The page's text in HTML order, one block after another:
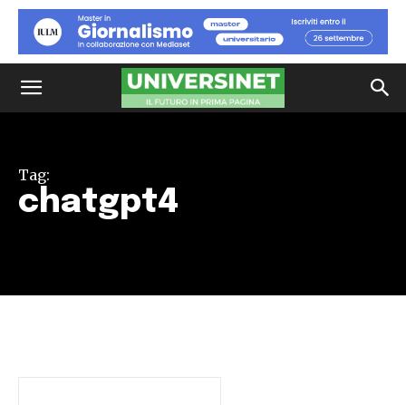
Tag:
chatgpt4